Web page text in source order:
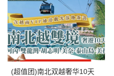
(超值团)南北双越奢华10天